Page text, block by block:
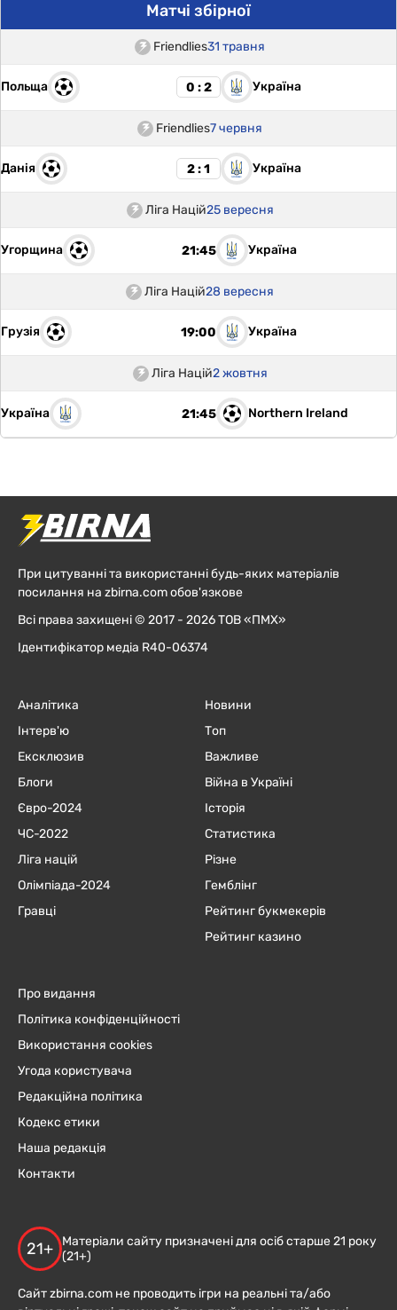
Матчі збірної
Friendlies31 травня
Польща 0 : 2 Україна
Friendlies7 червня
Данія 2 : 1 Україна
Ліга Націй25 вересня
Угорщина 21:45 Україна
Ліга Націй28 вересня
Грузія 19:00 Україна
Ліга Націй2 жовтня
Україна 21:45 Northern Ireland
При цитуванні та використанні будь-яких матеріалів
посилання на zbirna.com обов'язкове
Всі права захищені © 2017 - 2026 ТОВ «ПМХ»
Ідентифікатор медіа R40-06374
Аналітика
Інтерв'ю
Ексклюзив
Блоги
Євро-2024
ЧC-2022
Ліга націй
Олімпіада-2024
Гравці
Новини
Топ
Важливе
Війна в Україні
Історія
Статистика
Різне
Гемблінг
Рейтинг букмекерів
Рейтинг казино
Про видання
Політика конфіденційності
Використання cookies
Угода користувача
Редакційна політика
Кодекс етики
Наша редакція
Контакти
21+
Матеріали сайту призначені для осіб старше 21 року
(21+)
Сайт zbirna.com не проводить ігри на реальні та/або